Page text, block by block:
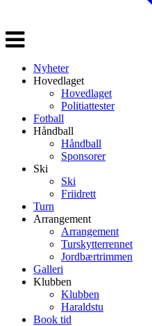
Veksle
navigasjon
Nyheter
Hovedlaget
Hovedlaget
Politiattester
Fotball
Håndball
Håndball
Sponsorer
Ski
Ski
Friidrett
Turn
Arrangement
Arrangement
Turskytterrennet
Jordbærtrimmen
Galleri
Klubben
Klubben
Haraldstu
Book tid